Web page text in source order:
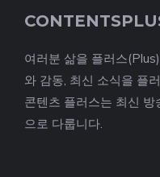
여러분 삶을 플러스
와 감동, 최신 소식을 플
콘텐츠 플러스는 최신 방
으로 다룹니다.